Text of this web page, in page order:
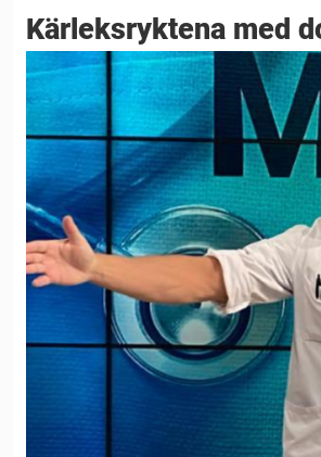
Kärleksryktena med